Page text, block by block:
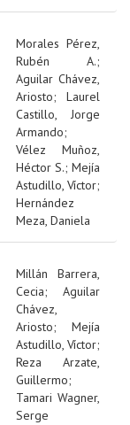
Morales Pérez,
Rubén A.;
Aguilar Chávez,
Ariosto; Laurel
Castillo, Jorge
Armando;
Vélez Muñoz,
Héctor S.; Mejía
Astudillo, Víctor;
Hernández
Meza, Daniela
Millán Barrera,
Cecia; Aguilar
Chávez,
Ariosto; Mejía
Astudillo, Víctor;
Reza Arzate,
Guillermo;
Tamari Wagner,
Serge